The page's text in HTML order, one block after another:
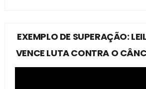
EXEMPLO DE SUPERAÇÃO:
VENCE LUTA CONTRA O